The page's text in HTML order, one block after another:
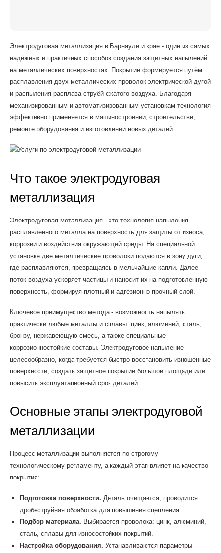
Электродуговая металлизация в Барнауле и крае - один из самых
надёжных и практичных способов создания защитных напылений
на металлических поверхностях. Покрытие формируется путём
расплавления двух металлических проволок электрической дугой
и распыления расплава струёй сжатого воздуха. Благодаря
механизированным и автоматизированным установкам технология
эффективно применяется в машиностроении, строительстве,
ремонте оборудования и изготовлении новых деталей.
Что такое электродуговая
металлизация
Электродуговая металлизация - это технология напыления
расплавленного металла на поверхность для защиты от износа,
коррозии и воздействия окружающей среды. На специальной
установке две металлические проволоки подаются в зону дуги,
где расплавляются, превращаясь в мельчайшие капли. Далее
поток воздуха ускоряет частицы и наносит их на подготовленную
поверхность, формируя плотный и адгезионно прочный слой.
Ключевое преимущество метода - возможность напылять
практически любые металлы и сплавы: цинк, алюминий, сталь,
бронзу, нержавеющую смесь, а также специальные
коррозионностойкие составы. Электродуговое напыление
целесообразно, когда требуется быстро восстановить изношенные
поверхности, создать защитное покрытие большой площади или
повысить эксплуатационный срок деталей.
Основные этапы электродуговой
металлизации
Процесс металлизации выполняется по строгому
технологическому регламенту, а каждый этап влияет на качество
покрытия:
Подготовка поверхности. Деталь очищается, проводится
дробеструйная обработка для повышения сцепления.
Подбор материала. Выбирается проволока: цинк, алюминий,
сталь, сплавы для износостойких покрытий.
Настройка оборудования. Устанавливаются параметры